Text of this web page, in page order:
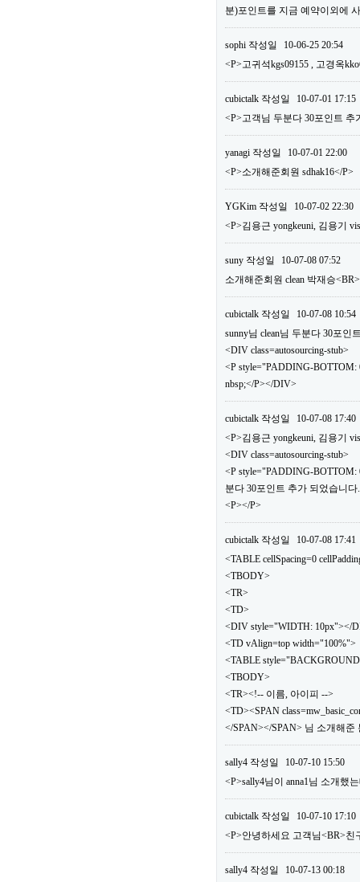
분)포인트를 지금 예약이외에
sophi 작성일
10-06-25 20:54
<P>고귀석kgs09155 , 고경옥
cubictalk 작성일
10-07-01 17:15
<P>고객님 두분다 30포인트 추
yanagi 작성일
10-07-01 22:00
<P>소개해준회원 sdhak16</P>
YGKim 작성일
10-07-02 22:30
<P>김용근 yongkeuni, 김용기
suny 작성일
10-07-08 07:52
소개해준회원 clean 박재승
cubictalk 작성일
10-07-08 10:54
sunny님 clean님 두분다 30포
<DIV class=autosourcing-stub>
<P style="PADDING-
nbsp;</P></DIV>
cubictalk 작성일
10-07-08 17:40
<P>김용근 yongkeuni, 김용기
<DIV class=autosourcing-stub>
<P style="PADDING-
분다 30포인트 추가 되었습니
<P></P>
cubictalk 작성일
10-07-08 17:41
<TABLE cellSpacing=0
<TBODY>
<TR>
<TD>
<DIV style="WIDTH: 10px"></
<TD vAlign=top width="100%">
<TABLE style="BACKGROUND:
<TBODY>
<TR><!-- 이름, 아이피 -->
<TD><SPAN
</SPAN></SPAN> 님 소개해
sally4 작성일
10-07-10 15:50
<P>sally4님이 anna1님 소개했
cubictalk 작성일
10-07-10 17:10
<P>안녕하세요 고객님<BR>친
sally4 작성일
10-07-13 00:18